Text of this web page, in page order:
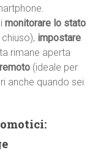
monitorare lo stato
impostare
rimane aperta
(ideale per
anche quando sei